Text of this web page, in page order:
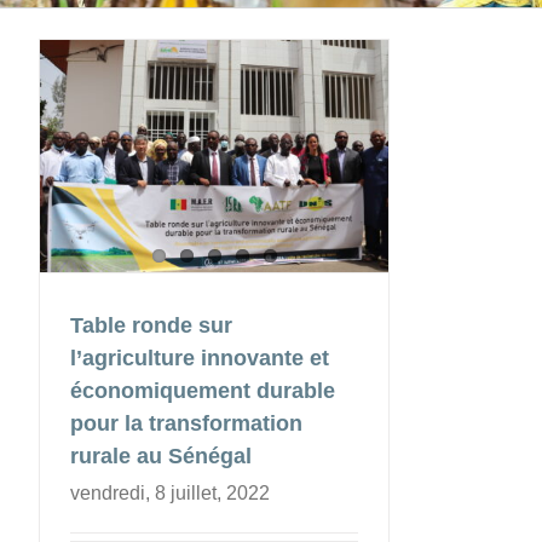
Table ronde sur
l’agriculture innovante et
économiquement durable
pour la transformation
rurale au Sénégal
vendredi, 8 juillet, 2022